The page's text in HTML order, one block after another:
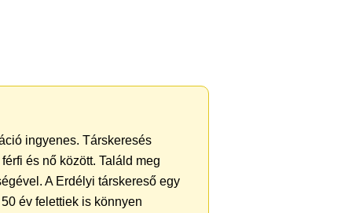
ingyenes. Társkeresés
és nő között. Találd meg
A Erdélyi társkereső egy
év felettiek is könnyen